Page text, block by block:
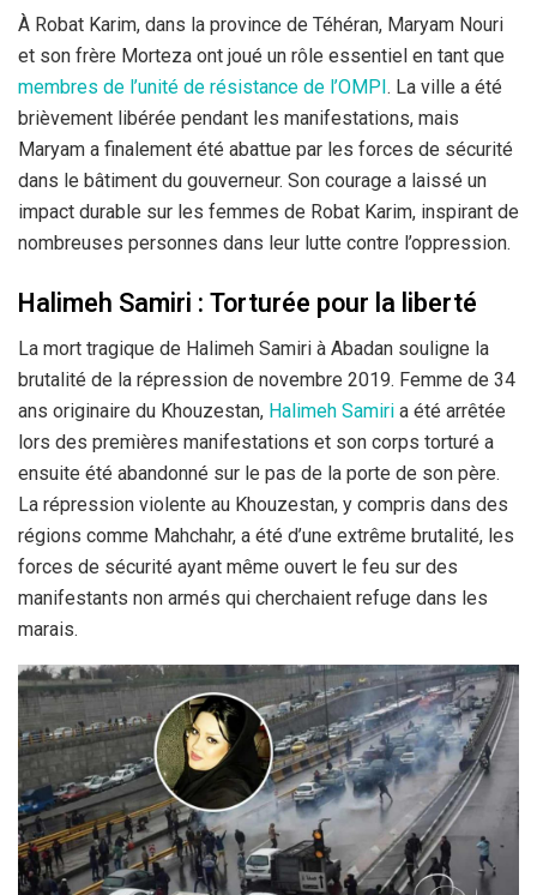
À Robat Karim, dans la province de Téhéran, Maryam Nouri
et son frère Morteza ont joué un rôle essentiel en tant que
membres de l’unité de résistance de l’OMPI. La ville a été
brièvement libérée pendant les manifestations, mais
Maryam a finalement été abattue par les forces de sécurité
dans le bâtiment du gouverneur. Son courage a laissé un
impact durable sur les femmes de Robat Karim, inspirant de
nombreuses personnes dans leur lutte contre l’oppression.
Halimeh Samiri : Torturée pour la liberté
La mort tragique de Halimeh Samiri à Abadan souligne la
brutalité de la répression de novembre 2019. Femme de 34
ans originaire du Khouzestan, Halimeh Samiri a été arrêtée
lors des premières manifestations et son corps torturé a
ensuite été abandonné sur le pas de la porte de son père.
La répression violente au Khouzestan, y compris dans des
régions comme Mahchahr, a été d’une extrême brutalité, les
forces de sécurité ayant même ouvert le feu sur des
manifestants non armés qui cherchaient refuge dans les
marais.